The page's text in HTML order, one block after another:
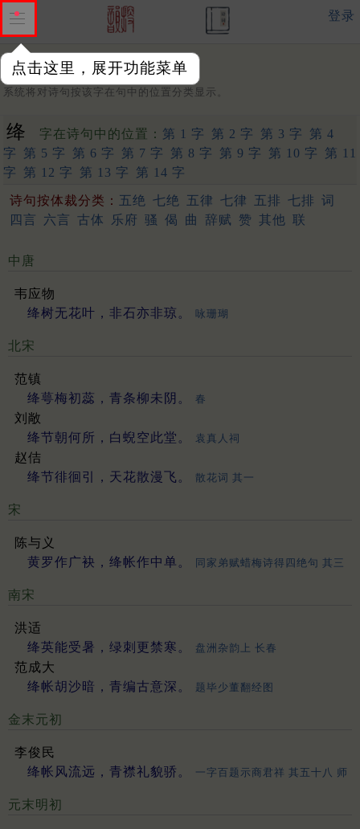
点击这里，展开功能菜单
登录
字：
系统将对诗句按该字在句中的位置分类显示。
绛 字在诗句中的位置： 第 1 字 第 2 字 第 3 字
第 4
字
第 5 字 第 6 字 第 7 字 第 8 字 第 9 字 第 10 字
第 11
字
第 12 字 第 13 字 第 14 字
诗句按体裁分类： 五绝 七绝 五律 七律 五排 七排 词
四言
六言 古体 乐府 骚 偈 曲 辞赋 赞 其他 联
中唐
韦应物
绛树无花叶，非石亦非琼。
咏珊瑚
北宋
范镇
绛萼梅初蕊，青条柳未阴。
春
刘敞
绛节朝何所，白蜺空此堂。
袁真人祠
赵佶
绛节徘徊引，天花散漫飞。
散花词 其一
宋
陈与义
黄罗作广袂，绛帐作中单。
同家弟赋蜡梅诗得四绝句 其三
南宋
洪适
绛英能受暑，绿刺更禁寒。
盘洲杂韵上 长春
范成大
绛帐胡沙暗，青编古意深。
题毕少董翻经图
金末元初
李俊民
绛帐风流远，青襟礼貌骄。
一字百题示商君祥 其五十八 师
元末明初